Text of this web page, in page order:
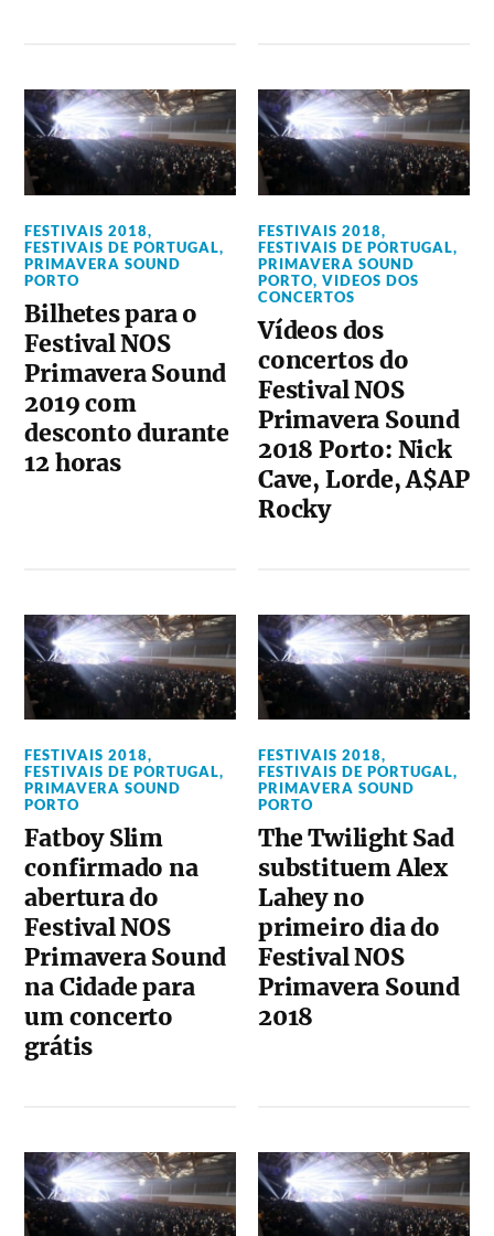
FESTIVAIS 2018,
FESTIVAIS DE PORTUGAL,
PRIMAVERA SOUND
PORTO
Bilhetes para o
Festival NOS
Primavera Sound
2019 com
desconto durante
12 horas
FESTIVAIS 2018,
FESTIVAIS DE PORTUGAL,
PRIMAVERA SOUND
PORTO,VIDEOS DOS
CONCERTOS
Vídeos dos
concertos do
Festival NOS
Primavera Sound
2018 Porto: Nick
Cave, Lorde, A$AP
Rocky
FESTIVAIS 2018,
FESTIVAIS DE PORTUGAL,
PRIMAVERA SOUND
PORTO
Fatboy Slim
confirmado na
abertura do
Festival NOS
Primavera Sound
na Cidade para
um concerto
grátis
FESTIVAIS 2018,
FESTIVAIS DE PORTUGAL,
PRIMAVERA SOUND
PORTO
The Twilight Sad
substituem Alex
Lahey no
primeiro dia do
Festival NOS
Primavera Sound
2018